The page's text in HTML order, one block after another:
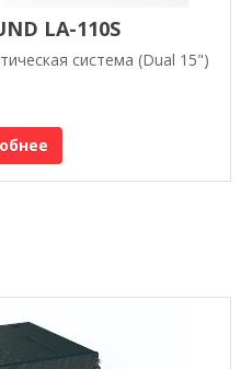
LA-110S
система (Dual 15")